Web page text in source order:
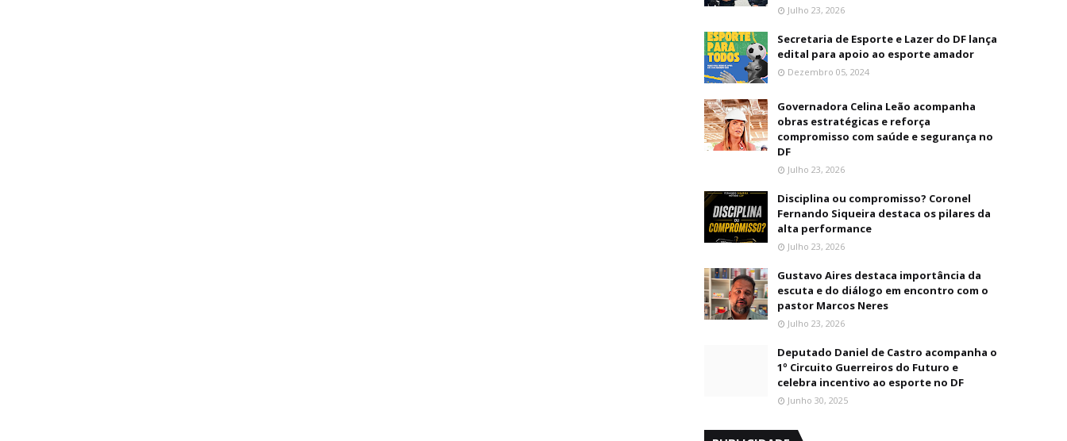
Julho 23, 2026
Secretaria de Esporte e Lazer do DF lança
edital para apoio ao esporte amador
Dezembro 05, 2024
Governadora Celina Leão acompanha
obras estratégicas e reforça
compromisso com saúde e segurança no
DF
Julho 23, 2026
Disciplina ou compromisso? Coronel
Fernando Siqueira destaca os pilares da
alta performance
Julho 23, 2026
Gustavo Aires destaca importância da
escuta e do diálogo em encontro com o
pastor Marcos Neres
Julho 23, 2026
Deputado Daniel de Castro acompanha o
1º Circuito Guerreiros do Futuro e
celebra incentivo ao esporte no DF
Junho 30, 2025